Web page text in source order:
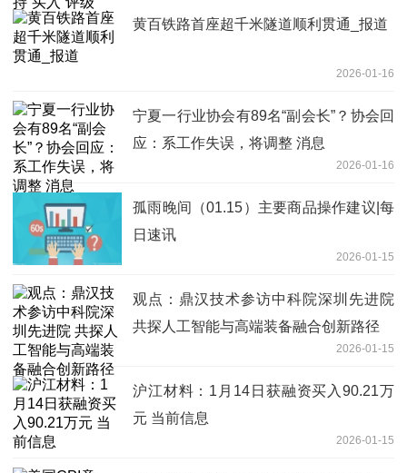
黄百铁路首座超千米隧道顺利贯通_报道
2026-01-16
宁夏一行业协会有89名“副会长”？协会回
应：系工作失误，将调整 消息
2026-01-16
孤雨晚间（01.15）主要商品操作建议|每
日速讯
2026-01-15
观点：鼎汉技术参访中科院深圳先进院
共探人工智能与高端装备融合创新路径
2026-01-15
沪江材料：1月14日获融资买入90.21万
元 当前信息
2026-01-15